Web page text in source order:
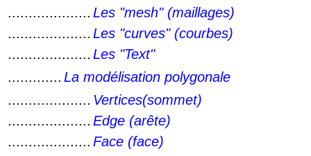
.................... Les "mesh" (maillages)
.................... Les "curves" (courbes)
.................... Les "Text"
............. La modélisation polygonale
.................... Vertices(sommet)
.................... Edge (arête)
.................... Face (face)